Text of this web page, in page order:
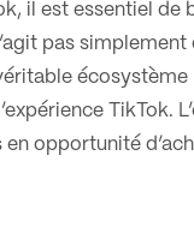
il est essentiel de
pas simplement
TikTok.
opportunité